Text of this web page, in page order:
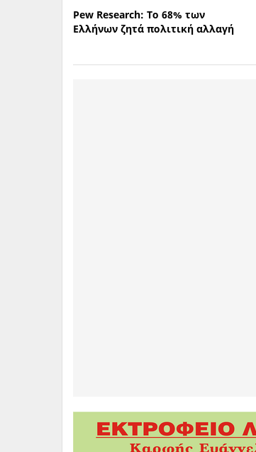
Pew Research: Το 68% των
Ελλήνων ζητά πολιτική αλλαγή